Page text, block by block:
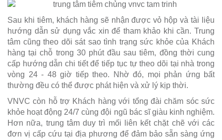
Sau khi tiêm, khách hàng sẽ nhận được vỏ hộp và tài liệu
hướng dẫn sử dụng vắc xin để tham khảo khi cần. Trung
tâm cũng theo dõi sát sao tình trạng sức khỏe của Khách
hàng tại chỗ trong 30 phút đầu sau tiêm, đồng thời cung
cấp hướng dẫn chi tiết để tiếp tục tự theo dõi tại nhà trong
vòng 24 - 48 giờ tiếp theo. Nhờ đó, mọi phản ứng bất
thường đều có thể được phát hiện và xử lý kịp thời.
VNVC còn hỗ trợ Khách hàng với tổng đài chăm sóc sức
khỏe hoạt động 24/7 cùng đội ngũ bác sĩ giàu kinh nghiệm.
Hơn nữa, trung tâm duy trì mối liên kết chặt chẽ với các
đơn vị cấp cứu tại địa phương để đảm bảo sẵn sàng ứng